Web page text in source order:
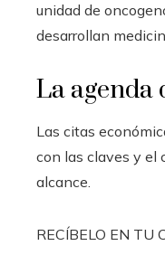
unidad de
desarrollan
La agenda
Las citas
con las claves y el
alcance.
RECÍBELO EN TU